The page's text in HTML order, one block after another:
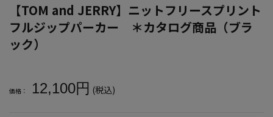
【TOM and JERRY】ニットフリースプリント
フルジップパーカー ＊カタログ商品（ブラ
ック）
価格： 12,100円 (税込)